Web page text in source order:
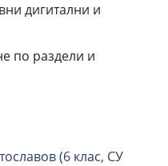
дигитални и
по раздели и
(6 клас, СУ